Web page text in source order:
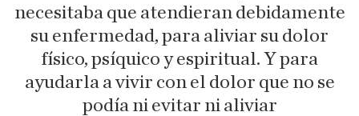
necesitaba que atendieran debidamente
su enfermedad, para aliviar su dolor
físico, psíquico y espiritual. Y para
ayudarla a vivir con el dolor que no se
podía ni evitar ni aliviar